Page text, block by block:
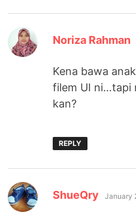
Noriza Rahman
Kena bawa
filem UI ni…tapi
kan?
REPLY
ShueQry says:
January